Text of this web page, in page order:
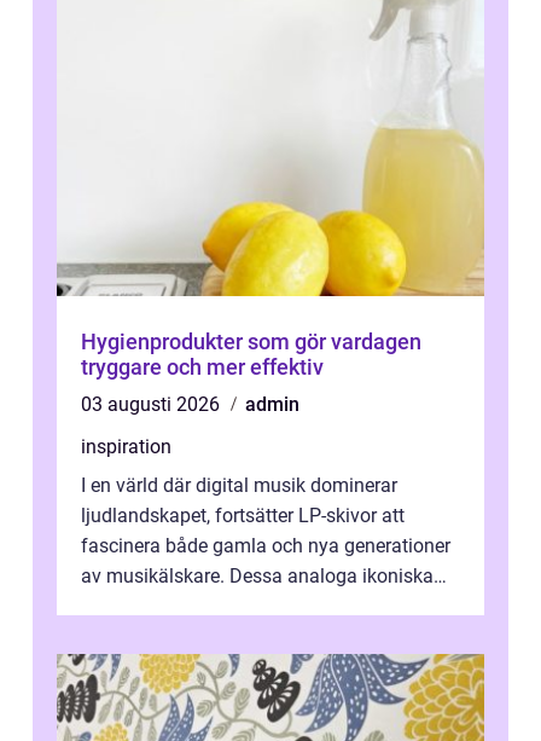
Hygienprodukter som gör vardagen
tryggare och mer effektiv
03 augusti 2026
admin
inspiration
I en värld där digital musik dominerar
ljudlandskapet, fortsätter LP-skivor att
fascinera både gamla och nya generationer
av musikälskare. Dessa analoga ikoniska